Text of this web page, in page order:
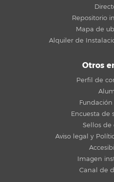
Repositorio
Mapa de
Alquiler de
Otros
Perfil de
Fundación
Encuesta de
Sellos de
Aviso legal y
Imagen
Canal de